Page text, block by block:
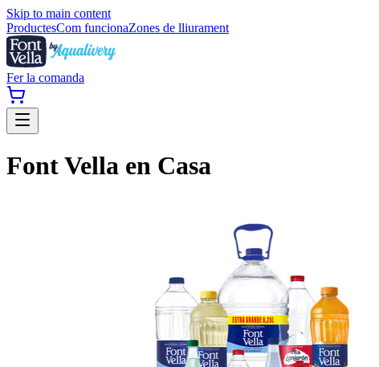
Skip to main content
ProductesCom funcionaZones de lliurament
Fer la comanda
Font Vella en Casa